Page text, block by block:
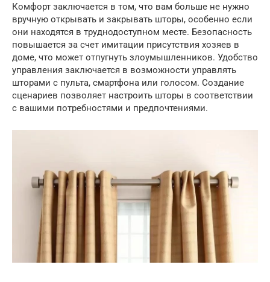
Комфорт заключается в том, что вам больше не нужно
вручную открывать и закрывать шторы, особенно если
они находятся в труднодоступном месте. Безопасность
повышается за счет имитации присутствия хозяев в
доме, что может отпугнуть злоумышленников. Удобство
управления заключается в возможности управлять
шторами с пульта, смартфона или голосом. Создание
сценариев позволяет настроить шторы в соответствии
с вашими потребностями и предпочтениями.